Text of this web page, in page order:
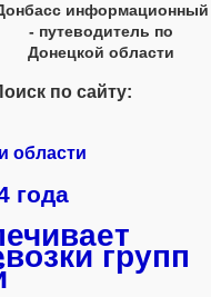
информационный
- путеводитель по
Донецкой области
по сайту:
области
года
групп